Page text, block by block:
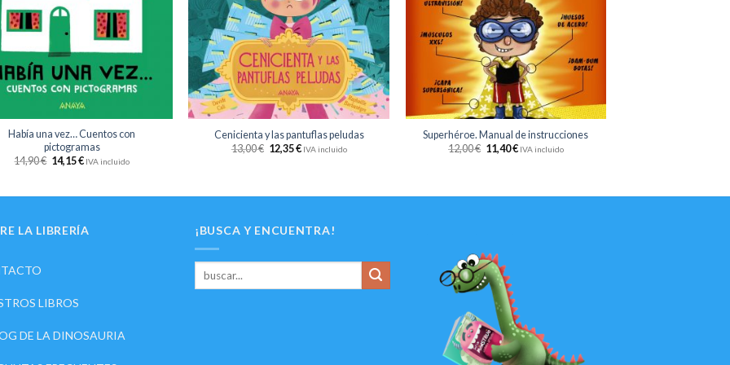
Había una vez… Cuentos con
pictogramas
14,90€ 14,15€ IVA incluido
+
Cenicienta y las pantuflas peludas
13,00€ 12,35€ IVA incluido
Superhéroe. Manual de instrucciones
12,00€ 11,40€ IVA incluido
LA LIBRERÍA
LIBROS
DE LA DINOSAURIA
¡BUSCA Y ENCUENTRA!